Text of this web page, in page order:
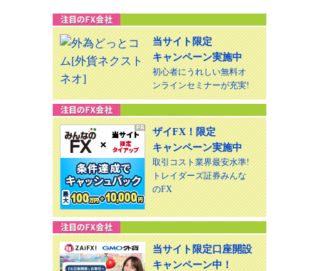
当サイト限定
キャンペーン実施中
初心者にうれしい無料オ
ンラインセミナーが充実!
ザイFX！限定
キャンペーン実施中
取引コスト業界最安水準!
トレイダーズ証券みんな
のFX
当サイト限定口座開設
キャンペーン中！